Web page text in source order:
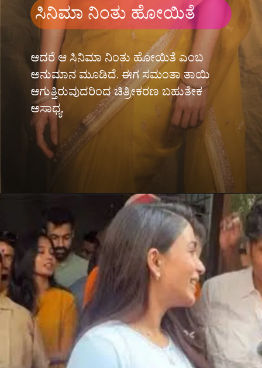
ಆದರೆ ಆ ಸಿನಿಮಾ ನಿಂತು ಹೋಯಿತೆ ಎಂಬ
ಅನುಮಾನ ಮೂಡಿದೆ. ಈಗ ಸಮಂತಾ ತಾಯಿ
ಆಗುತ್ತಿರುವುದರಿಂದ ಚಿತ್ರೀಕರಣ ಬಹುತೇಕ
ಅಸಾಧ್ಯ.
ಸಿನಿಮಾ ನಿಂತು ಹೋಯಿತೆ